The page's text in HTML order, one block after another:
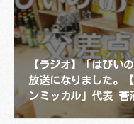
【ラジオ】「はぴい
放送になりました。
ンミッカル」代表